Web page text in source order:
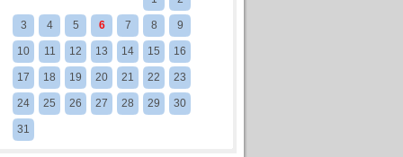
3 4 5 6 7 8 9
10 11 12 13 14 15 16
17 18 19 20 21 22 23
24 25 26 27 28 29 30
31